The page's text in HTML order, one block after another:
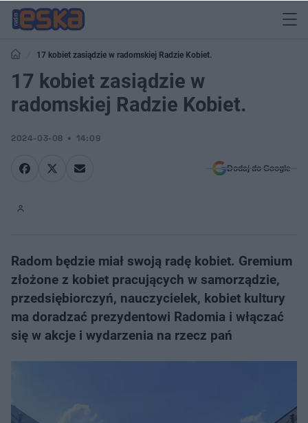
17 kobiet zasiądzie w radomskiej Radzie Kobiet.
17 kobiet zasiądzie w
radomskiej Radzie Kobiet.
2024-03-08 14:09
Dodaj do Google
Radom będzie miał swoją radę kobiet. Gremium
złożone z kobiet pracujących w samorządzie, ​
przedsiębiorczyń, nauczycielek, kobiet kultury
ma doradzać prezydentowi Radomia i włączać
się w akcje i wydarzenia na rzecz pań